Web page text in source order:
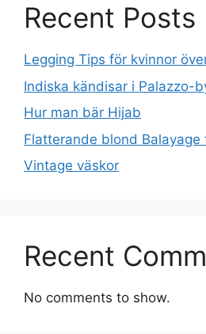
Recent Posts
Legging Tips för kvinnor
Indiska kändisar i Palazzo-
Hur man bär Hijab
Flatterande blond Balayage
Vintage väskor
Recent
No comments to show.